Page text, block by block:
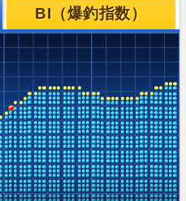
BI（爆釣指数）